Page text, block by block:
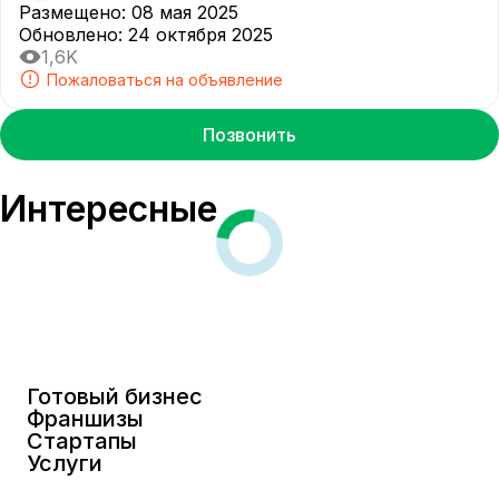
Размещено: 08 мая 2025
Обновлено: 24 октября 2025
1,6K
Пожаловаться на объявление
Позвонить
Интересные
Готовый бизнес
Франшизы
Стартапы
Услуги